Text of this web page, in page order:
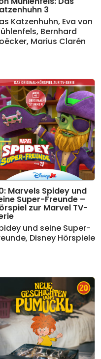
3
Katzenhuhn, Eva von
, Bernhard
, Marius Clarén
Marvels Spidey und
Super-Freunde –
zur Marvel TV-
und seine Super-
, Disney Hörspiele